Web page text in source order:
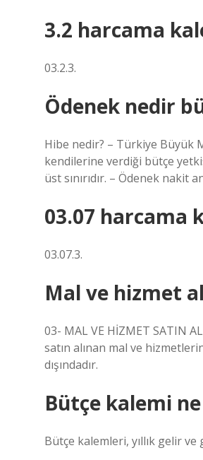
3.2 harcama
03.2.3.
Ödenek nedir
Hibe nedir? – Türkiye Büyük
kendilerine verdiği bütçe
üst sınırıdır. – Ödenek nakit
03.07 harcama
03.07.3.
Mal ve hizmet
03- MAL VE HİZMET SATIN
satın alınan mal ve
dışındadır.
Bütçe kalemi
Bütçe kalemleri, yıllık gelir